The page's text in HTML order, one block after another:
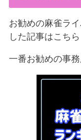
お勧めの麻雀ラ
した記事はこちら
一番お勧めの事